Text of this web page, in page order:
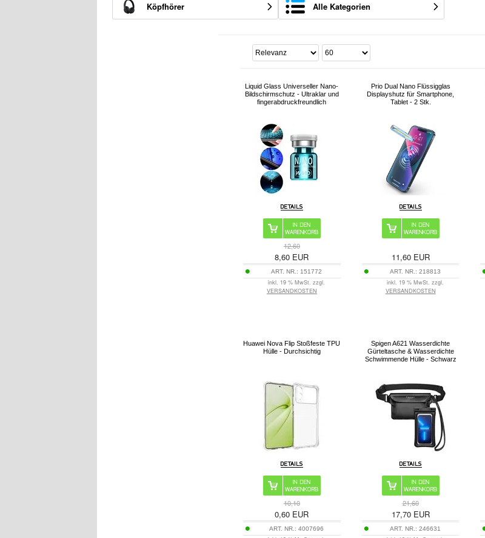
Köpfhörer Alle Kategorien
Liquid Glass Universeller Nano-
Bildschirmschutz - Ultraklar und
fingerabdruckfreundlich
12,60
8,60 EUR
ART. NR.: 151772
inkl. 19 % MwSt. zzgl.
VERSANDKOSTEN
Prio Dual Nano Flüssigglas
Displayshutz für Smartphone,
Tablet - 2 Stk.
11,60EUR
ART. NR.: 218813
inkl. 19 % MwSt. zzgl.
VERSANDKOSTEN
Huawei Nova Flip Stoßfeste TPU
Hülle - Durchsichtig
10,10
0,60 EUR
ART. NR.: 4007696
Spigen A621 Wasserdichte
Gürteltasche & Wasserdichte
Schwimmende Hülle - Schwarz
21,60
17,70EUR
ART. NR.: 246631